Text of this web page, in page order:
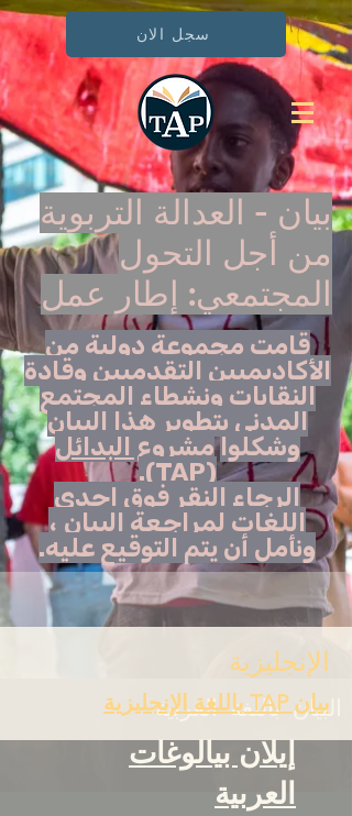
سجل الان
بيان - العدالة التربوية
من أجل التحول
المجتمعي: إطار عمل
قامت مجموعة دولية من
الأكاديميين التقدميين وقادة
النقابات ونشطاء المجتمع
المدني بتطوير هذا البيان
وشكلوامشروع البدائل
(TAP).
الرجاء النقر فوق إحدى
اللغات لمراجعة البيان ،
ونأمل أن يتم التوقيع عليه.
البيان باللغة العربية
إيلان بيالوغات
العربية
الإنجليزية
بيان TAP باللغة الإنجليزية